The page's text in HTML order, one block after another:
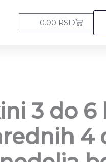
0.00 RSDCart
3 do 6
4